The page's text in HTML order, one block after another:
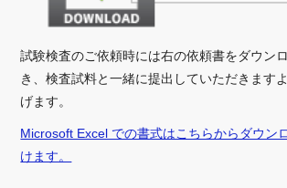
試験検査のご依頼時には右の依頼書をダウン
き、検査試料と一緒に提出していただきます
げます。
Microsoft Excel での書式はこちらからダウン
けます。